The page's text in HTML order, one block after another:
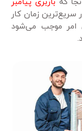
سریع‌ترین زمان کار
امر موجب می‌شود